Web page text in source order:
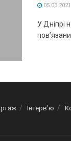
05.03.2021
У Дніпрі
Інтерв’ю